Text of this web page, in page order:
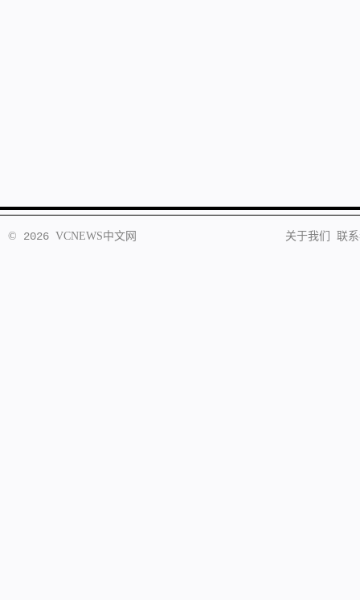
© 2026 VCNEWS中文网 关于我们 联